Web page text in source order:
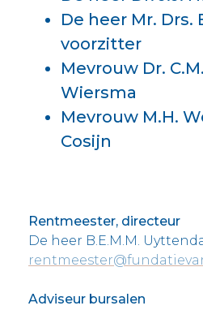
De heer Mr. Drs.
voorzitter
Mevrouw Dr.
Wiersma
Mevrouw M.H.
Cosijn
Rentmeester, directeur
De heer B.E.M.M.
Adviseur bursalen